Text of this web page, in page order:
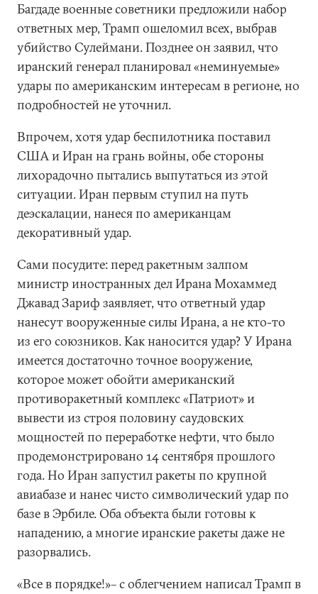
Багдаде военные советники предложили набор
ответных мер, Трамп ошеломил всех, выбрав
убийство Сулеймани. Позднее он заявил, что
иранский генерал планировал «неминуемые»
удары по американским интересам в регионе, но
подробностей не уточнил.
Впрочем, хотя удар беспилотника поставил
США и Иран на грань войны, обе стороны
лихорадочно пытались выпутаться из этой
ситуации. Иран первым ступил на путь
деэскалации, нанеся по американцам
декоративный удар.
Сами посудите: перед ракетным залпом
министр иностранных дел Ирана Мохаммед
Джавад Зариф заявляет, что ответный удар
нанесут вооруженные силы Ирана, а не кто-то
из его союзников. Как наносится удар? У Ирана
имеется достаточно точное вооружение,
которое может обойти американский
противоракетный комплекс «Патриот» и
вывести из строя половину саудовских
мощностей по переработке нефти, что было
продемонстрировано 14 сентября прошлого
года. Но Иран запустил ракеты по крупной
авиабазе и нанес чисто символический удар по
базе в Эрбиле. Оба объекта были готовы к
нападению, а многие иранские ракеты даже не
разорвались.
«Все в порядке!»– с облегчением написал Трамп в